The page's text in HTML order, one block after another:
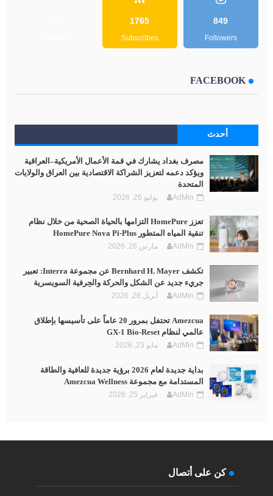
849
Followers
1765
Subscribes
FACEBOOK
أحدث
مصرف بغداد يشارك في قمة الأعمال الأمريكية–العراقية
ويؤكد دعمه لتعزيز الشراكة الاقتصادية بين العراق والولايات
المتحدة
AdMin يوليو 26, 2026
تعزز HomePure التزامها بالحياة الصحية من خلال نظام
تنقية المياه المتطور HomePure Nova Pi-Plus
AdMin مارس 26, 2026
تكشف Bernhard H. Mayer عن مجموعة Interra: تعبير
جريء جديد عن الشكل والحركة والحِرفية السويسرية
AdMin أبريل 28, 2026
Amezcua تحتفل بمرور 20 عاماً على تأسيسها بإطلاق
عالمي لنظام GX-1 Bio-Reset
AdMin مايو 23, 2026
بداية جديدة لعام 2026 برؤية جديدة للعافية والطاقة
المستدامة مع مجموعة Amezcua Wellness
AdMin فبراير 25, 2026
كن على أتصال